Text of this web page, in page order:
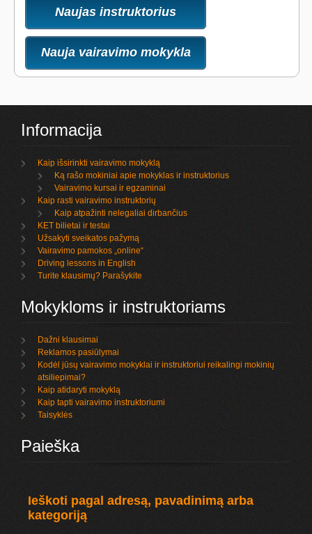
Naujas instruktorius
Nauja vairavimo mokykla
Informacija
Kaip išsirinkti vairavimo mokyklą
Ką rašo mokiniai apie mokyklas ir instruktorius
Vairavimo kursai ir egzaminai
Kaip rasti vairavimo instruktorių
Kaip atpažinti nelegaliai dirbančius
KET bilietai ir testai
Užsakyti sveikatos pažymą
Vairavimo pamokos „online“
Driving lessons in English
Turite klausimų? Parašykite
Mokykloms ir instruktoriams
Dažni klausimai
Reklamos pasiūlymai
Kodėl jūsų vairavimo mokyklai ir instruktoriui reikalingi mokinių
atsiliepimai?
Kaip atidaryti mokyklą
Kaip tapti vairavimo instruktoriumi
Taisyklės
Paieška
Ieškoti pagal adresą, pavadinimą arba
kategoriją